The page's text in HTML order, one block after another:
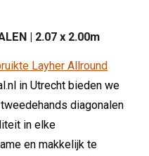
| 2.07 x 2.00m
Layher Allround
in Utrecht bieden we
diagonalen
in elke
en makkelijk te